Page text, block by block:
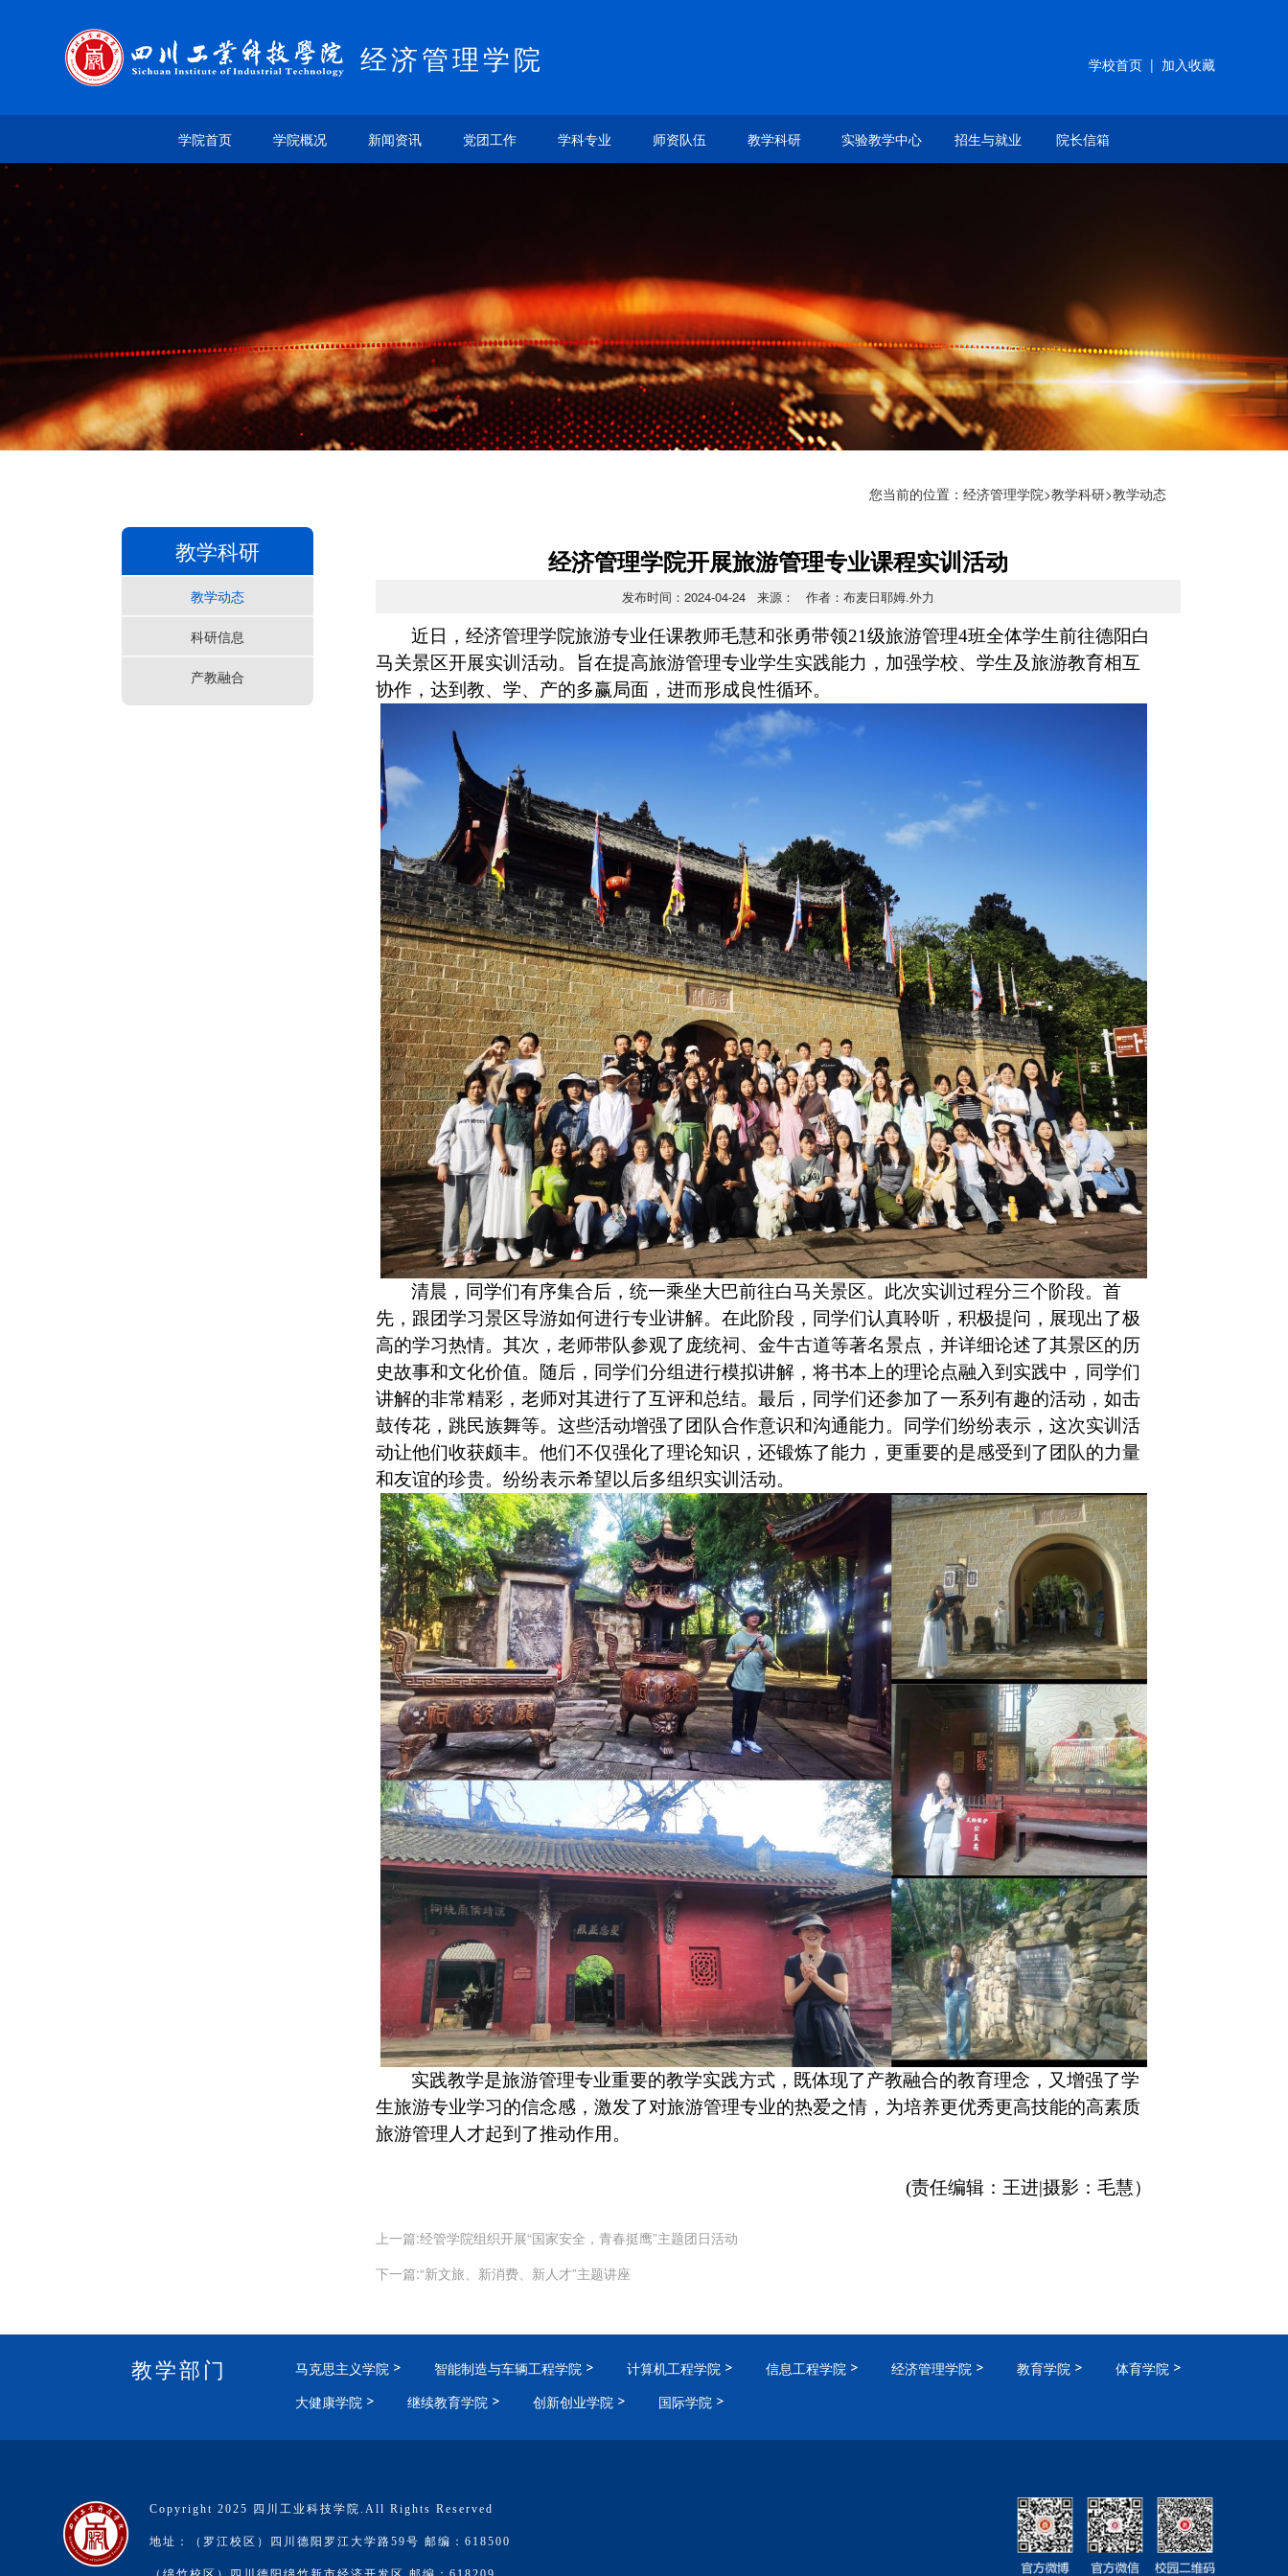
经济管理学院 学校首页 | 加入收藏
学院首页 学院概况 新闻资讯 党团工作 学科专业 师资队伍 教学科研 实验教学中心 招生与就业 院长信箱
您当前的位置： 经济管理学院>教学科研>教学动态
教学科研
教学动态
科研信息
产教融合
经济管理学院开展旅游管理专业课程实训活动
发布时间：2024-04-24 来源： 作者：布麦日耶姆.外力
近日，经济管理学院旅游专业任课教师毛慧和张勇带领21级旅游管理4班全体学生前往德阳白
马关景区开展实训活动。旨在提高旅游管理专业学生实践能力，加强学校、学生及旅游教育相互
协作，达到教、学、产的多赢局面，进而形成良性循环。
清晨，同学们有序集合后，统一乘坐大巴前往白马关景区。此次实训过程分三个阶段。首
先，跟团学习景区导游如何进行专业讲解。在此阶段，同学们认真聆听，积极提问，展现出了极
高的学习热情。其次，老师带队参观了庞统祠、金牛古道等著名景点，并详细论述了其景区的历
史故事和文化价值。随后，同学们分组进行模拟讲解，将书本上的理论点融入到实践中，同学们
讲解的非常精彩，老师对其进行了互评和总结。最后，同学们还参加了一系列有趣的活动，如击
鼓传花，跳民族舞等。这些活动增强了团队合作意识和沟通能力。同学们纷纷表示，这次实训活
动让他们收获颇丰。他们不仅强化了理论知识，还锻炼了能力，更重要的是感受到了团队的力量
和友谊的珍贵。纷纷表示希望以后多组织实训活动。
实践教学是旅游管理专业重要的教学实践方式，既体现了产教融合的教育理念，又增强了学
生旅游专业学习的信念感，激发了对旅游管理专业的热爱之情，为培养更优秀更高技能的高素质
旅游管理人才起到了推动作用。
(责任编辑：王进|摄影：毛慧）
上一篇:经管学院组织开展“国家安全，青春挺鹰”主题团日活动
下一篇:“新文旅、新消费、新人才”主题讲座
教学部门 马克思主义学院 智能制造与车辆工程学院 计算机工程学院 信息工程学院 经济管理学院 教育学院
体育学院
大健康学院
继续教育学院 创新创业学院 国际学院
Copyright 2025 四川工业科技学院.All Rights Reserved
地址：（罗江校区）四川德阳罗江大学路59号 邮编：618500